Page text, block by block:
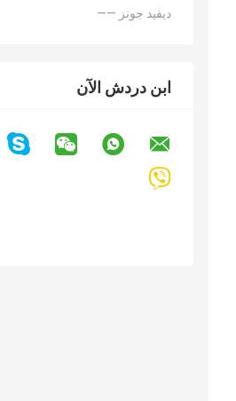
—— ديفيد جونز
ابن دردش الآن